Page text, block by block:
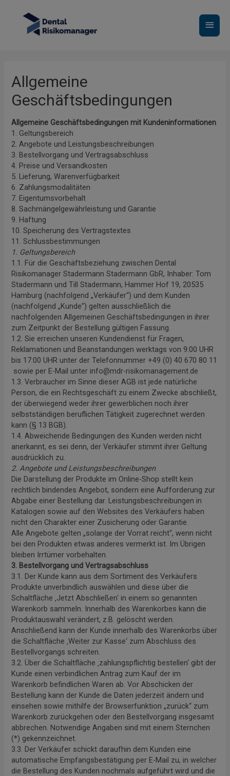
springen
Allgemeine
Geschäftsbedingungen
Allgemeine Geschäftsbedingungen mit Kundeninformationen
1. Geltungsbereich
2. Angebote und Leistungsbeschreibungen
3. Bestellvorgang und Vertragsabschluss
4. Preise und Versandkosten
5. Lieferung, Warenverfügbarkeit
6. Zahlungsmodalitäten
7. Eigentumsvorbehalt
8. Sachmängelgewährleistung und Garantie
9. Haftung
10. Speicherung des Vertragstextes
11. Schlussbestimmungen
1. Geltungsbereich
1.1. Für die Geschäftsbeziehung zwischen Dental
Risikomanager Stadermann Stadermann GbR, Inhaber: Tom
Stadermann und Till Stadermann, Hammer Hof 19, 20535
Hamburg (nachfolgend „Verkäufer“) und dem Kunden
(nachfolgend „Kunde“) gelten ausschließlich die
nachfolgenden Allgemeinen Geschäftsbedingungen in ihrer
zum Zeitpunkt der Bestellung gültigen Fassung.
1.2. Sie erreichen unseren Kundendienst für Fragen,
Reklamationen und Beanstandungen werktags von 9:00 UHR
bis 17:00 UHR unter der Telefonnummer +49 (0) 40 670 80 11
sowie per E-Mail unter info@mdr-risikomanagement.de
1.3. Verbraucher im Sinne dieser AGB ist jede natürliche
Person, die ein Rechtsgeschäft zu einem Zwecke abschließt,
der überwiegend weder ihrer gewerblichen noch ihrer
selbstständigen beruflichen Tätigkeit zugerechnet werden
kann (§ 13 BGB).
1.4. Abweichende Bedingungen des Kunden werden nicht
anerkannt, es sei denn, der Verkäufer stimmt ihrer Geltung
ausdrücklich zu.
2. Angebote und Leistungsbeschreibungen
Die Darstellung der Produkte im Online-Shop stellt kein
rechtlich bindendes Angebot, sondern eine Aufforderung zur
Abgabe einer Bestellung dar. Leistungsbeschreibungen in
Katalogen sowie auf den Websites des Verkäufers haben
nicht den Charakter einer Zusicherung oder Garantie.
Alle Angebote gelten „solange der Vorrat reicht“, wenn nicht
bei den Produkten etwas anderes vermerkt ist. Im Übrigen
bleiben Irrtümer vorbehalten.
3. Bestellvorgang und Vertragsabschluss
3.1. Der Kunde kann aus dem Sortiment des Verkäufers
Produkte unverbindlich auswählen und diese über die
Schaltfläche ‚Jetzt Abschließen‘ in einem so genannten
Warenkorb sammeln. Innerhalb des Warenkorbes kann die
Produktauswahl verändert, z.B. gelöscht werden.
Anschließend kann der Kunde innerhalb des Warenkorbs über
die Schaltfläche ‚Weiter zur Kasse‘ zum Abschluss des
Bestellvorgangs schreiten.
3.2. Über die Schaltfläche ‚zahlungspflichtig bestellen‘ gibt der
Kunde einen verbindlichen Antrag zum Kauf der im
Warenkorb befindlichen Waren ab. Vor Abschicken der
Bestellung kann der Kunde die Daten jederzeit ändern und
einsehen sowie mithilfe der Browserfunktion „zurück“ zum
Warenkorb zurückgehen oder den Bestellvorgang insgesamt
abbrechen. Notwendige Angaben sind mit einem Sternchen
(*) gekennzeichnet.
3.3. Der Verkäufer schickt daraufhin dem Kunden eine
automatische Empfangsbestätigung per E-Mail zu, in welcher
die Bestellung des Kunden nochmals aufgeführt wird und die